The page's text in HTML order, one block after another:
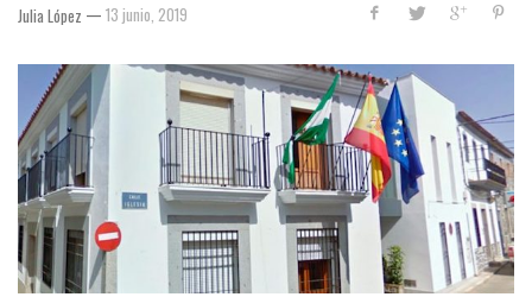
Julia López — 13 junio, 2019